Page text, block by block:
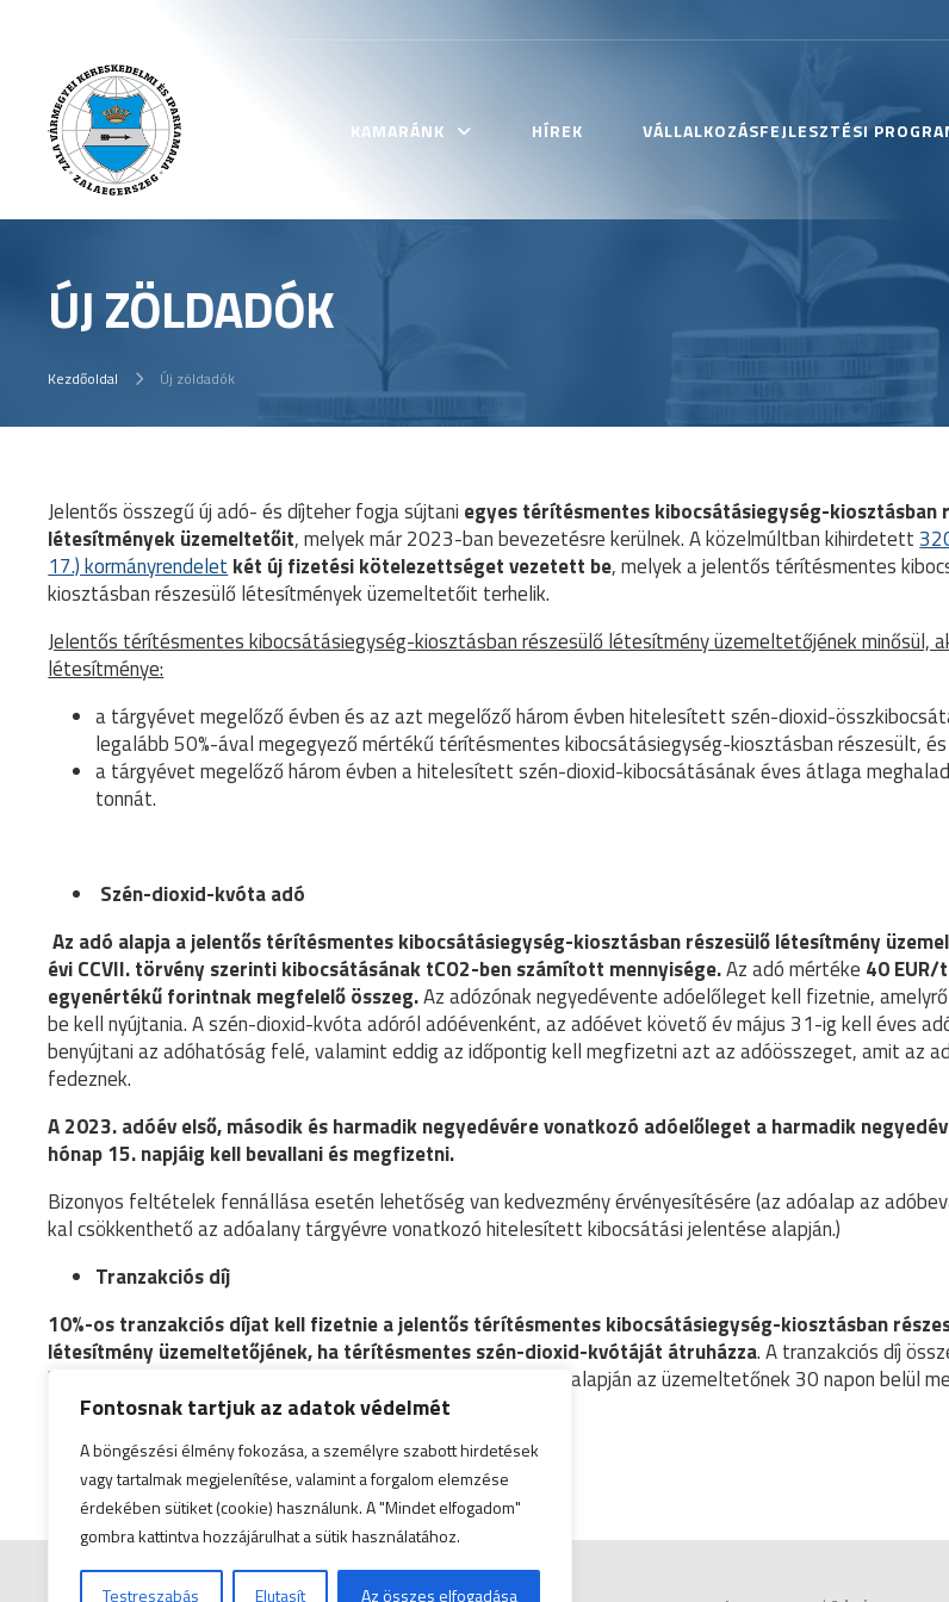
Fontosnak tartjuk az adatok védelmét
A böngészési élmény fokozása, a személyre szabott hirdetések
vagy tartalmak megjelenítése, valamint a forgalom elemzése
érdekében sütiket (cookie) használunk. A "Mindet elfogadom"
gombra kattintva hozzájárulhat a sütik használatához.
Testreszabás Elutasít Az összes elfogadása
KAMARÁNK HÍREK VÁLLALKOZÁSFEJLESZTÉSI
ÚJ ZÖLDADÓK
Kezdőoldal Új zöldadók
Jelentős összegű új adó- és díjteher fogja sújtani egyes térítésmentes kibocsátásiegység-kiosztásban
létesítmények üzemeltetőit, melyek már 2023-ban bevezetésre kerülnek. A közelmúltban kihirdetett
17.) kormányrendelet két új fizetési kötelezettséget vezetett be, melyek a jelentős térítésmentes
kiosztásban részesülő létesítmények üzemeltetőit terhelik.
Jelentős térítésmentes kibocsátásiegység-kiosztásban részesülő létesítmény üzemeltetőjének minősül,
létesítménye:
a tárgyévet megelőző évben és az azt megelőző három évben hitelesített szén-dioxid-
legalább 50%-ával megegyező mértékű térítésmentes kibocsátásiegység-kiosztásban részesült, és
a tárgyévet megelőző három évben a hitelesített szén-dioxid-kibocsátásának éves átlaga
tonnát.
Szén-dioxid-kvóta adó
Az adó alapja a jelentős térítésmentes kibocsátásiegység-kiosztásban részesülő létesítmény
évi CCVII. törvény szerinti kibocsátásának tCO2-ben számított mennyisége.Az adó mértéke 40 EUR/
egyenértékű forintnak megfelelő összeg.Az adózónak negyedévente adóelőleget kell fizetnie,
be kell nyújtania. A szén-dioxid-kvóta adóról adóévenként, az adóévet követő év május 31-ig kell éves
benyújtani az adóhatóság felé, valamint eddig az időpontig kell megfizetni azt az adóösszeget, amit az
fedeznek.
A 2023. adóév első, második és harmadik negyedévére vonatkozó adóelőleget a harmadik
hónap 15. napjáig kell bevallani és megfizetni.
Bizonyos feltételek fennállása esetén lehetőség van kedvezmény érvényesítésére (az adóalap az
kal csökkenthető az adóalany tárgyévre vonatkozó hitelesített kibocsátási jelentése alapján.)
Tranzakciós díj
10%-os tranzakciós díjat kell fizetnie a jelentős térítésmentes kibocsátásiegység-kiosztásban
létesítmény üzemeltetőjének, ha térítésmentes szén-dioxid-kvótáját átruházza. A tranzakciós díj
klímavédelemért felelős hatóság egyenlegértesítőt küld, ami alapján az üzemeltetőnek 30 napon belül
a tranzakciós díjat.